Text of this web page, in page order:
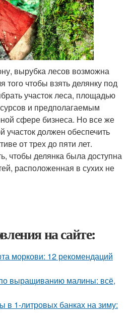
вырубка лесов возможна
того чтобы взять делянку под
участок леса, площадью
и предполагаемым
сфере бизнеса. Но все же
участок должен обеспечить
от трех до пяти лет.
чтобы делянка была доступна
расположенная в сухих не
на сайте:
моркови: 12 рекомендаций
выращиванию малины: всё,
в 1-литровых банках на зиму: